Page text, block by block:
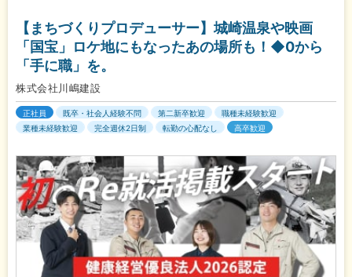
【まちづくりプロデューサー】城崎温泉や映画
「国宝」ロケ地にもなったあの場所も！◆0から
「手に職」を。
株式会社川嶋建設
正社員 既卒・社会人経験不問 第二新卒歓迎
職種未経験歓迎
業種未経験歓迎
完全週休2日制 転勤の心配なし 高卒歓迎